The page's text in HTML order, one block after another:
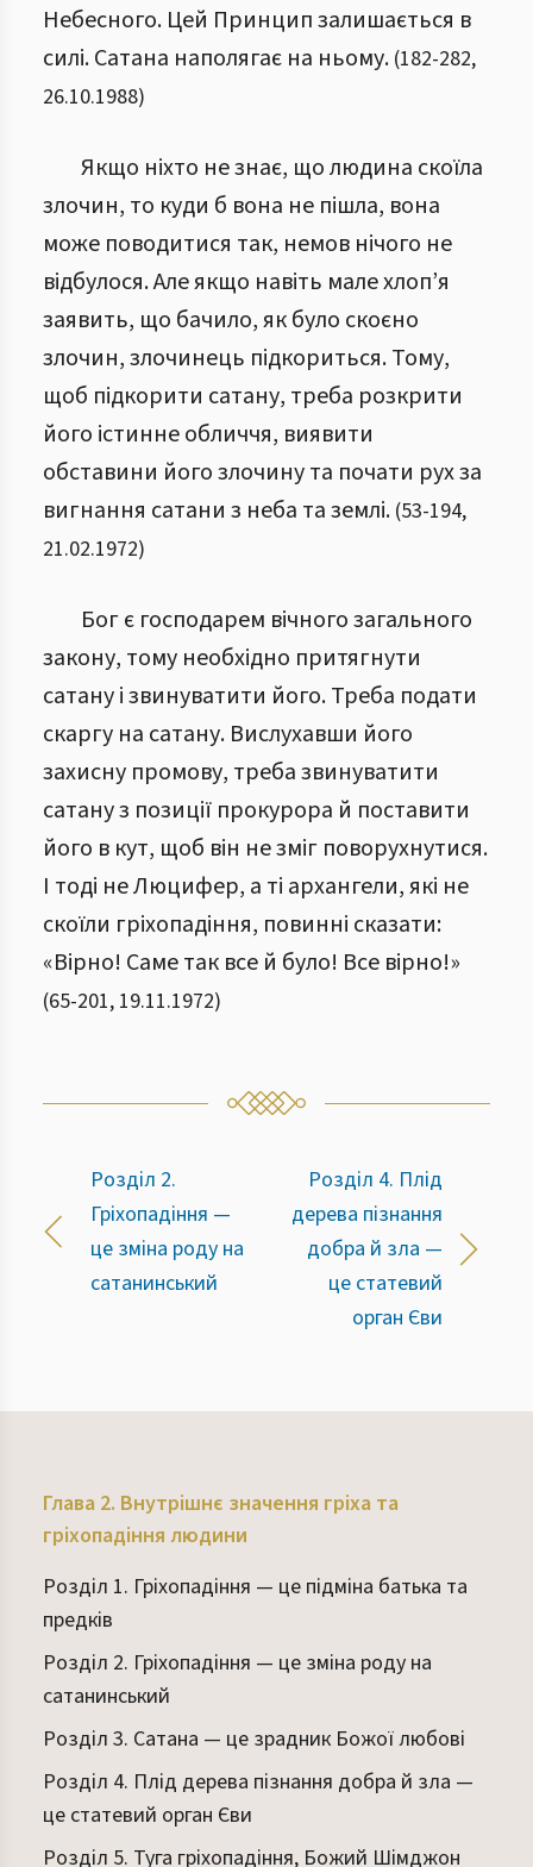
Небесного. Цей Принцип залишається в
силі. Сатана наполягає на ньому. (182-282,
26.10.1988)
Якщо ніхто не знає, що людина скоїла
злочин, то куди б вона не пішла, вона
може поводитися так, немов нічого не
відбулося. Але якщо навіть мале хлоп’я
заявить, що бачило, як було скоєно
злочин, злочинець підкориться. Тому,
щоб підкорити сатану, треба розкрити
його істинне обличчя, виявити
обставини його злочину та почати рух за
вигнання сатани з неба та землі. (53-194,
21.02.1972)
Бог є господарем вічного загального
закону, тому необхідно притягнути
сатану і звинуватити його. Треба подати
скаргу на сатану. Вислухавши його
захисну промову, треба звинуватити
сатану з позиції прокурора й поставити
його в кут, щоб він не зміг поворухнутися.
І тоді не Люцифер, а ті архангели, які не
скоїли гріхопадіння, повинні сказати:
«Вірно! Саме так все й було! Все вірно!»
(65-201, 19.11.1972)
Розділ 2.
Гріхопадіння —
це зміна роду на
сатанинський
Розділ 4. Плід
дерева пізнання
добра й зла —
це статевий
орган Єви
Глава 2. Внутрішнє значення гріха та
гріхопадіння людини
Розділ 1. Гріхопадіння — це підміна батька та
предків
Розділ 2. Гріхопадіння — це зміна роду на
сатанинський
Розділ 3. Сатана — це зрадник Божої любові
Розділ 4. Плід дерева пізнання добра й зла —
це статевий орган Єви
Розділ 5. Туга гріхопадіння, Божий Шімджон